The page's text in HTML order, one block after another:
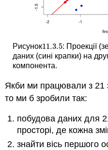
Рисунок11.3.5
11.3.5: Проекції
даних (сині крапки) на
компонента.
Якби ми працювали з 21
то ми б зробили так:
побудова даних для
просторі, де кожна
знайти вісь першого